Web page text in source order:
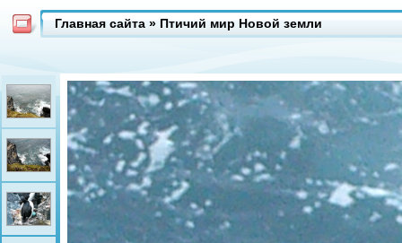
Главная сайта » Птичий мир Новой земли